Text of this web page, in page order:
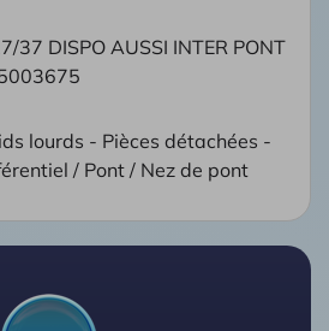
37 DISPO AUSSI INTER PONT
lourds - Pièces détachées -
/ Pont / Nez de pont